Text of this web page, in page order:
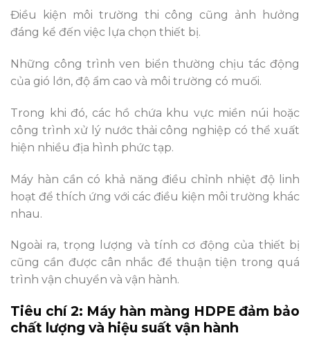
Điều kiện môi trường thi công cũng ảnh hưởng
đáng kể đến việc lựa chọn thiết bị.
Những công trình ven biển thường chịu tác động
của gió lớn, độ ẩm cao và môi trường có muối.
Trong khi đó, các hồ chứa khu vực miền núi hoặc
công trình xử lý nước thải công nghiệp có thể xuất
hiện nhiều địa hình phức tạp.
Máy hàn cần có khả năng điều chỉnh nhiệt độ linh
hoạt để thích ứng với các điều kiện môi trường khác
nhau.
Ngoài ra, trọng lượng và tính cơ động của thiết bị
cũng cần được cân nhắc để thuận tiện trong quá
trình vận chuyển và vận hành.
Tiêu chí 2: Máy hàn màng HDPE đảm bảo
chất lượng và hiệu suất vận hành